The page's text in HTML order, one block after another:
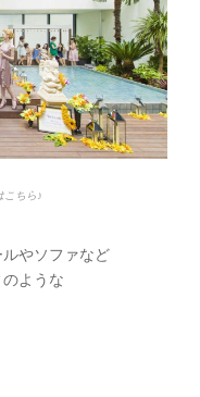
こちら♪
やソファなど
ような